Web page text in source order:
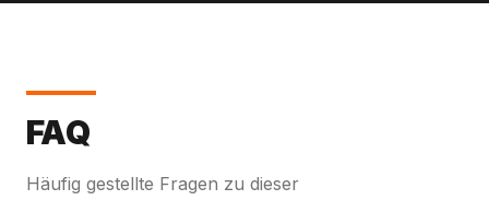
FAQ
Häufig gestellte Fragen zu dieser